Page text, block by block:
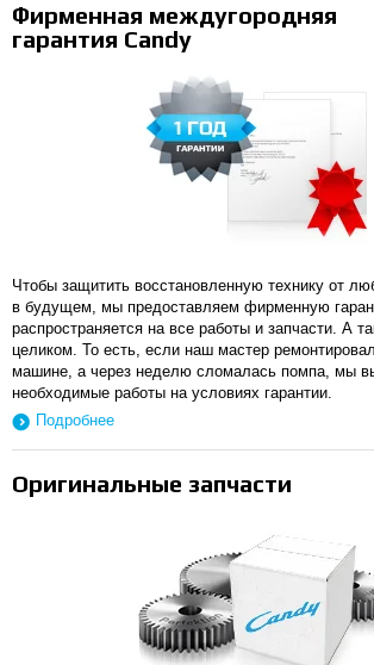
Фирменная междугородняя
гарантия Candy
Чтобы защитить восстановленную технику от
в будущем, мы предоставляем фирменную
распространяется на все работы и запчасти. А
целиком. То есть, если наш мастер
машине, а через неделю сломалась помпа, мы
необходимые работы на условиях гарантии.
Подробнее
Оригинальные запчасти